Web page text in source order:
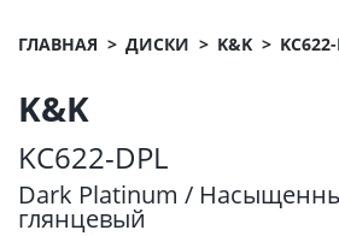
ГЛАВНАЯ ДИСКИ K&K
K&K
KC622-DPL
Dark Platinum /
глянцевый